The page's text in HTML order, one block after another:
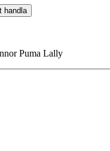
handla
Puma Lally